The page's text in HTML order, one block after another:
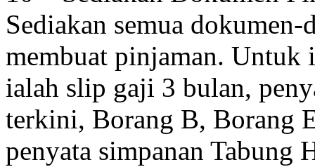
Sediakan semua
membuat pinjaman.
ialah slip gaji 3 bulan,
terkini, Borang B, Borang
penyata simpanan Tabung